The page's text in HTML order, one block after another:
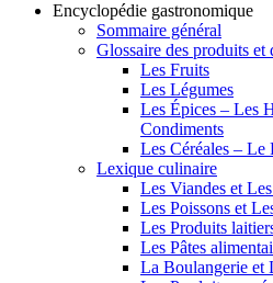
Encyclopédie gastronomique
Sommaire général
Glossaire des produits et
Les Fruits
Les Légumes
Les Épices – Les
Condiments
Les Céréales – Le
Lexique culinaire
Les Viandes et
Les Poissons et
Les Produits
Les Pâtes
La Boulangerie et